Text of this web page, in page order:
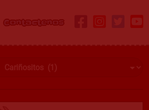
Contactenos